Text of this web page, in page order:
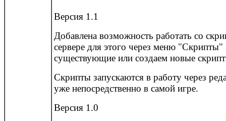
Версия 1.1
Добавлена возможность работать со
сервере для этого через меню "Скрипты"
существующие или создаем новые
Скрипты запускаются в работу через
уже непосредственно в самой игре.
Версия 1.0